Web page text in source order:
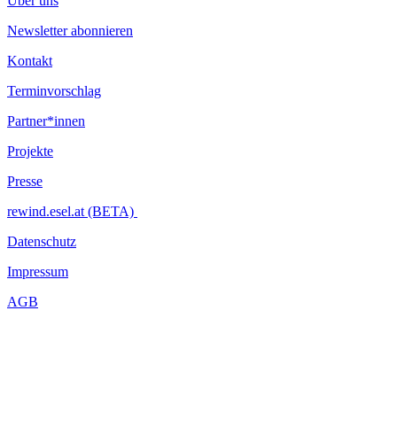
Newsletter abonnieren
Kontakt
Terminvorschlag
Partner*innen
Projekte
Presse
rewind.esel.at (BETA)
Datenschutz
Impressum
AGB